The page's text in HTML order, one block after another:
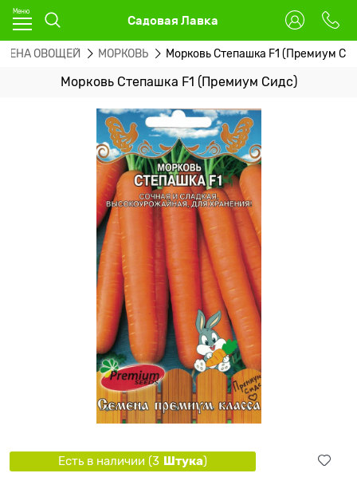
Садовая Лавка
ОВОЩЕЙ МОРКОВЬ Морковь Степашка F1 (Премиум
Морковь Степашка F1 (Премиум Сидс)
Есть в наличии (3 Штука)